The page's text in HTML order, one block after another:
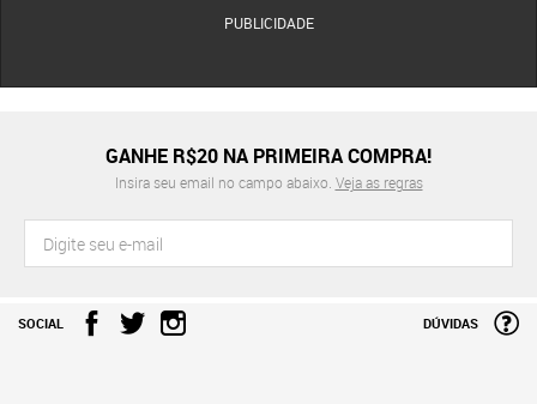
PUBLICIDADE
GANHE R$20 NA PRIMEIRA COMPRA!
Insira seu email no campo abaixo. Veja as regras
SOCIAL DÚVIDAS